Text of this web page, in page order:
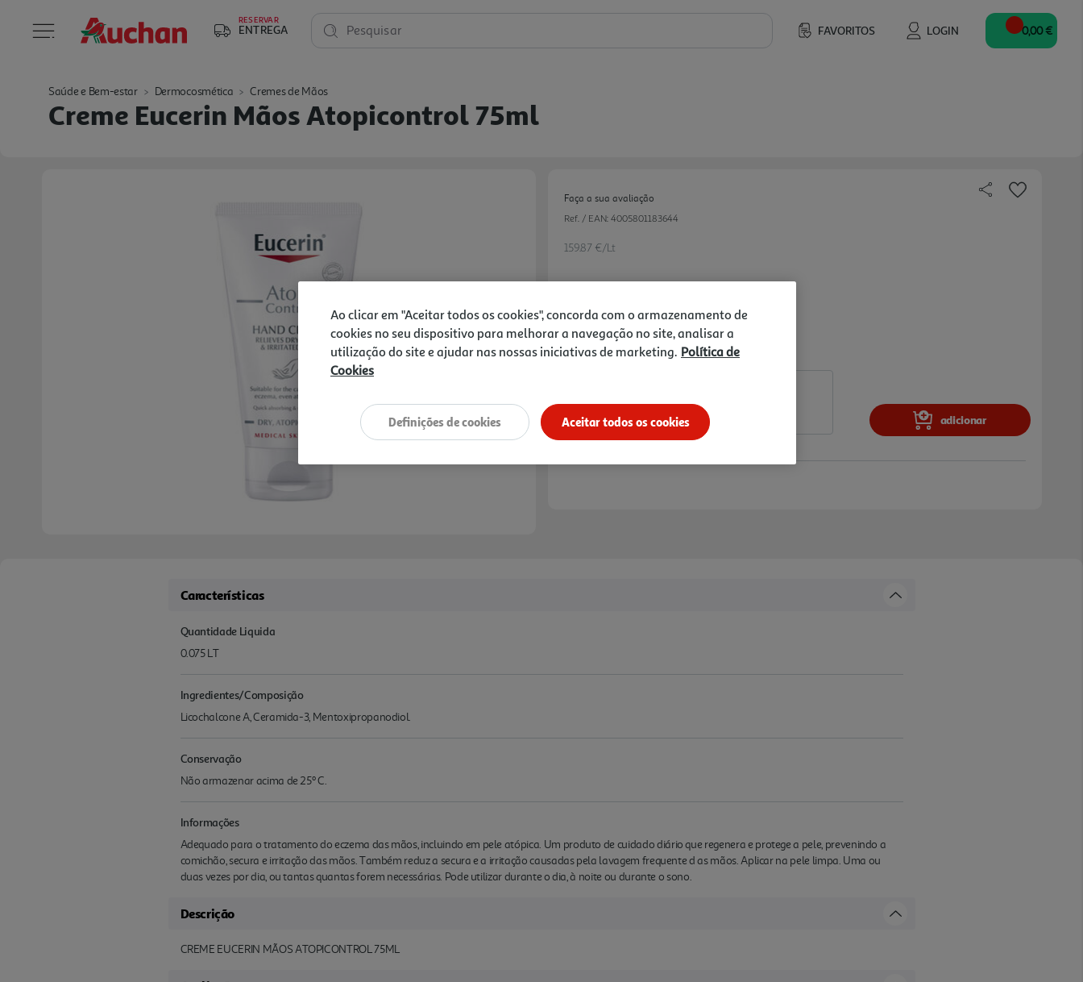
RESERVAR
ENTREGA FAVORITOS LOGIN
Pesquisar 0,00 €
Saúde e Bem-estar Dermocosmética Cremes de Mãos
Creme Eucerin Mãos Atopicontrol 75ml
Faça a sua avaliação
Ref. / EAN: 4005801183644
159.87 €/Lt
11,99 €
Notas de preparação
adicionar
Características
Quantidade Liquida
0.075 LT
Ingredientes/Composição
Licochalcone A, Ceramida-3, Mentoxipropanodiol.
Conservação
Não armazenar acima de 25º C.
Informações
Adequado para o tratamento do eczema das mãos, incluindo em pele atópica. Um produto de cuidado diário que regenera e protege a pele, prevenindo a
comichão, secura e irritação das mãos. Também reduz a secura e a irritação causadas pela lavagem frequente d as mãos. Aplicar na pele limpa. Uma ou
duas vezes por dia, ou tantas quantas forem necessárias. Pode utilizar durante o dia, à noite ou durante o sono.
Descrição
CREME EUCERIN MÃOS ATOPICONTROL 75ML
Ao clicar em "Aceitar todos os cookies", concorda com o armazenamento de
cookies no seu dispositivo para melhorar a navegação no site, analisar a
utilização do site e ajudar nas nossas iniciativas de marketing. Política de
Cookies
Aceitar todos os cookies
Definições de cookies